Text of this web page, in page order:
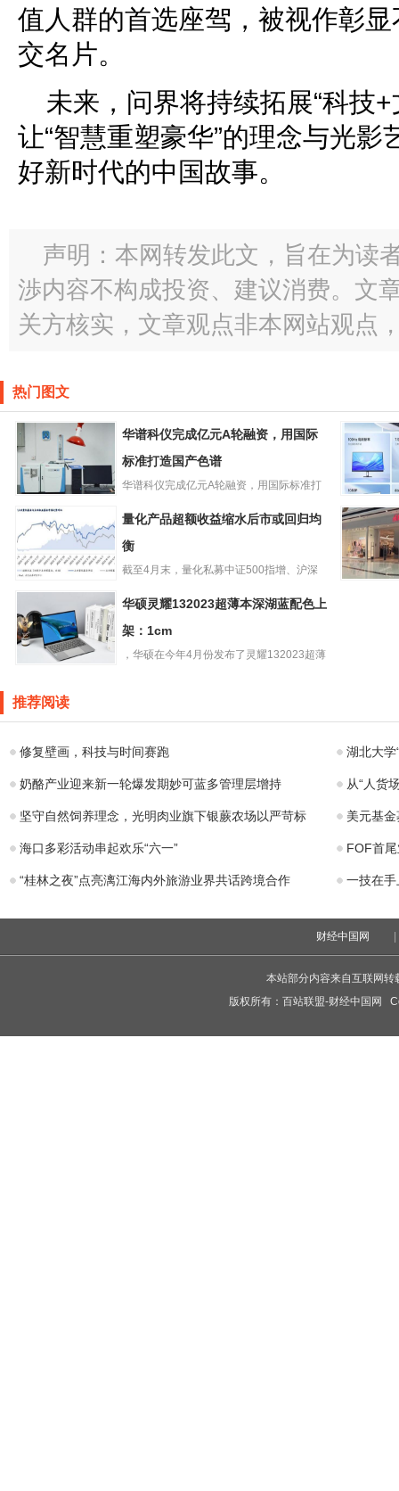
值人群的首选座驾，被视作彰
交名片。
未来，问界将持续拓展“科技
让“智慧重塑豪华”的理念与光
好新时代的中国故事。
声明：本网转发此文，旨在为读
渉内容不构成投资、建议消费。文
关方核实，文章观点非本网站观点
热门图文
华谱科仪完成亿
元A轮融资，用国
际标准打造国产
色谱
华谱科仪完成亿元A轮融资，用国际
标准打造国产色谱
华谱科仪完成亿元A轮融资，用国际标准打
小米推出
显示器
版：1080
量化产品超额收
益缩水后市或回
归均衡
量化产品超额收益缩水后市或回归均
衡
截至4月末，量化私募中证500指增、沪深
超薄本深湖蓝配
华硕灵耀132023超薄本深湖蓝配色上
架：1cm
，华硕在今年4月份发布了灵耀132023超薄
推荐阅读
修复壁画，科技与时间赛跑 湖北大学
奶酪产业迎来新一轮爆发期妙可蓝多管理层增持 从“人货
坚守自然饲养理念，光明肉业旗下银蕨农场以严苛标 美元基
海口多彩活动串起欢乐“六一” FOF首
“桂林之夜”点亮漓江海内外旅游业界共话跨境合作 一技在手
财经中国网
本站部分内容来自互联网
版权所有： 百站联盟-财经中国网